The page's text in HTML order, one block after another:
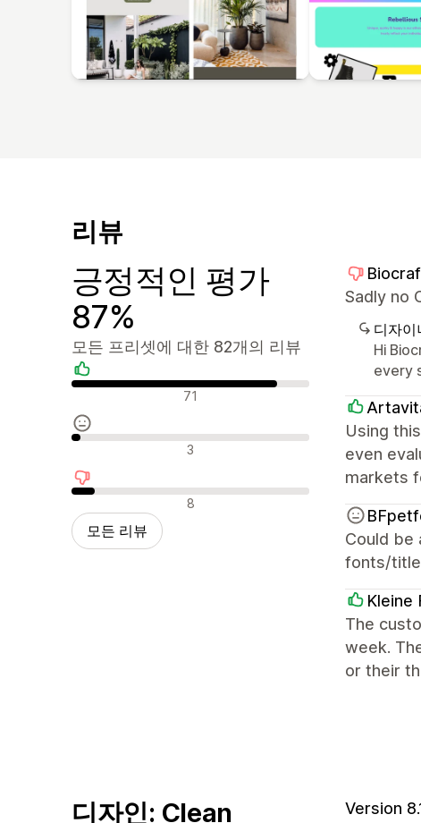
리뷰
긍정적인 평가
87%
모든 프리셋에 대한 82개의 리뷰
긍정적인 리뷰 71
중립적인 리뷰 3
부정적인 리뷰 8
모든 리뷰
Sadly no
디자이
Hi
every
Using
even
markets
Could be
fonts/
Kleine
The
week.
or their
디자인: Clean Version